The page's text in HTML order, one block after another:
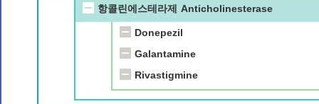
항콜린에스테라제 Anticholinesterase
Donepezil
Galantamine
Rivastigmine